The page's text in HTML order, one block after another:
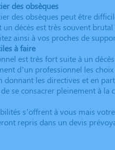
des obsèques
des obsèques peut être
un décès est très souvent
ainsi à vos proches de
à faire
est très fort suite à un
d’un professionnel les
donnant les directives et en
se consacrer pleinement à la
s’offrent à vous mais
repris dans un devis